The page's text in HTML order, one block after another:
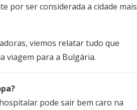
por ser considerada a cidade mais
viemos relatar tudo que
viagem para a Bulgária.
pode sair bem caro na